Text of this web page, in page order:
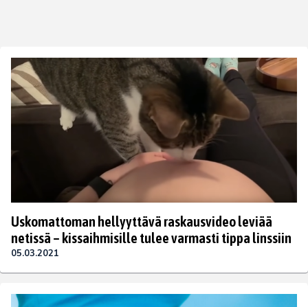
Uskomattoman hellyyttävä raskausvideo leviää
netissä – kissaihmisille tulee varmasti tippa linssiin
05.03.2021